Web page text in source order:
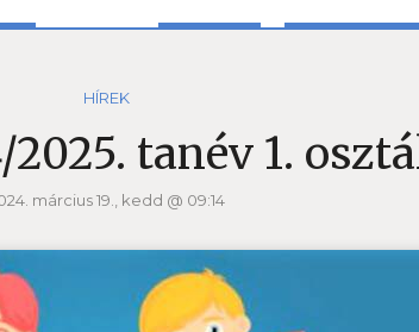
HÍREK
tanév 1.
március 19., kedd @ 09:14